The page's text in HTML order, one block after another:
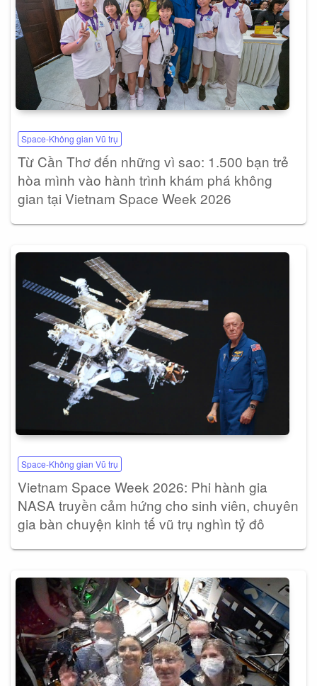
Space-Không gian Vũ trụ
Từ Cần Thơ đến những vì sao: 1.500 bạn trẻ
hòa mình vào hành trình khám phá không
gian tại Vietnam Space Week 2026
Space-Không gian Vũ trụ
Vietnam Space Week 2026: Phi hành gia
NASA truyền cảm hứng cho sinh viên, chuyên
gia bàn chuyện kinh tế vũ trụ nghìn tỷ đô